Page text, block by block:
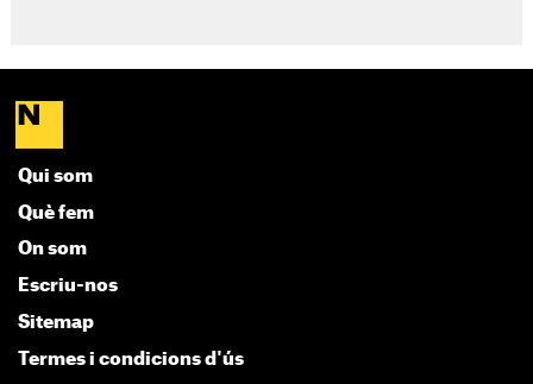
Qui som
Què fem
On som
Escriu-nos
Sitemap
Termes i condicions d'ús